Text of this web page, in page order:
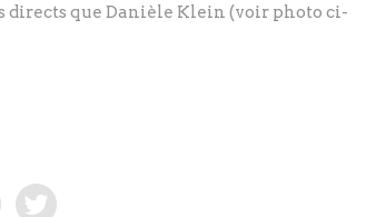
directs que Danièle Klein (voir photo ci-